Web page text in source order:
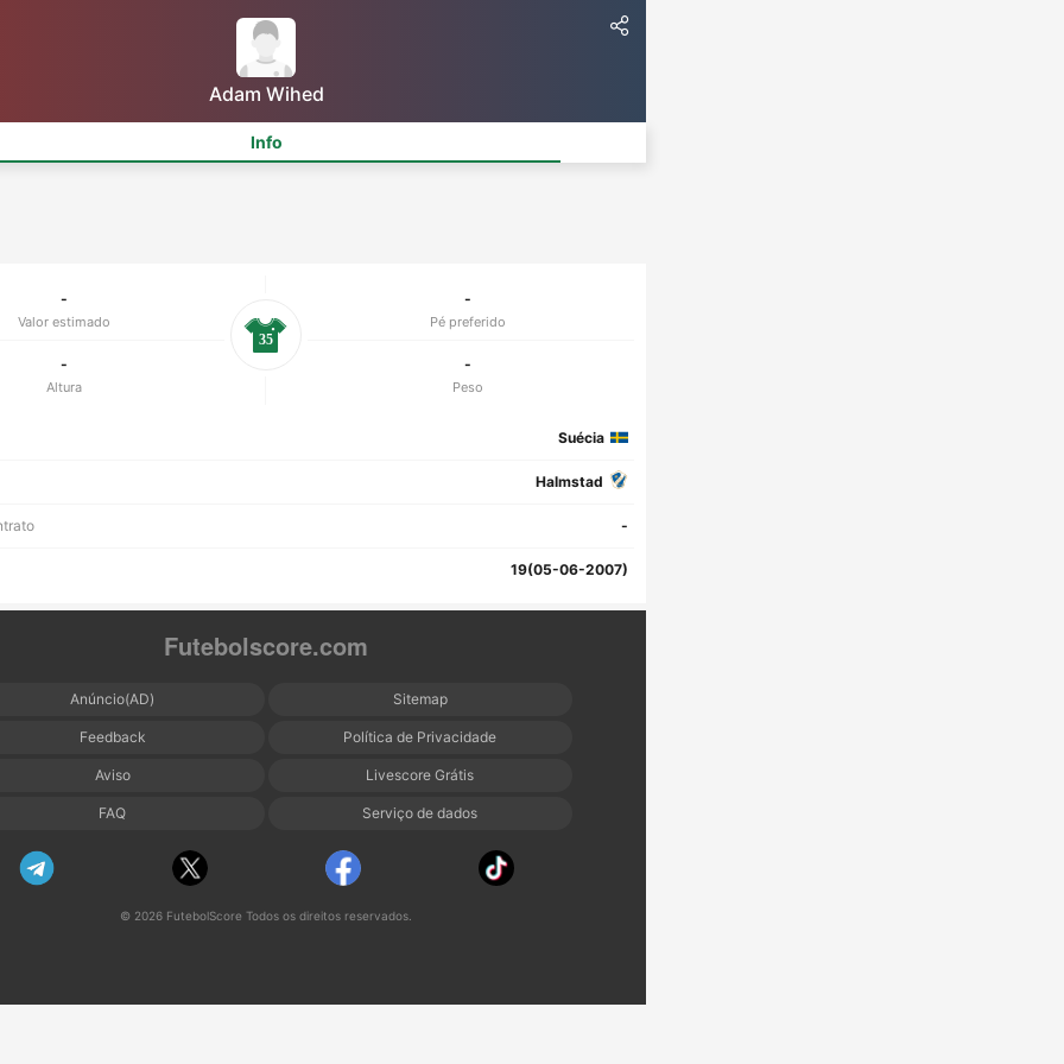
Adam Wihed
Info
-
Valor estimado
-
Pé preferido
-
Altura
-
Peso
35
Suécia
Halmstad
-
19(05-06-2007)
Futebolscore.com
Anúncio(AD) Sitemap
Feedback Política de Privacidade
Aviso Livescore Grátis
FAQ Serviço de dados
© 2026 FutebolScore Todos os direitos reservados.